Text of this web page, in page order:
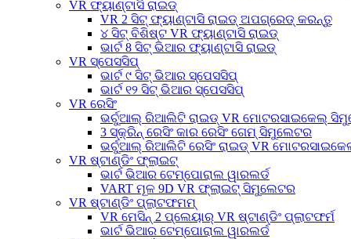
VR ଫ୍ୟାଣ୍ଟାସି ରାଇଡ୍
VR 2 ସିଟ୍ ଫ୍ୟାଣ୍ଟାସି ରାଇଡ୍ ଅପଗ୍ରେଡ୍ କରନ୍ତୁ
୪ ସିଟ୍ ବିଶିଷ୍ଟ VR ଫ୍ୟାଣ୍ଟାସି ରାଇଡ୍
ଭାର୍ଟ 8 ସିଟ୍ ଭିଆର ଫ୍ୟାଣ୍ଟାସି ରାଇଡ୍
VR ସ୍ପେସସିପ୍
ଭାର୍ଟ ୯ ସିଟ୍ ଭିଆର ସ୍ପେସସିପ୍
ଭାର୍ଟ ୧୨ ସିଟ୍ ଭିଆର ସ୍ପେସସିପ୍
VR ରେସିଂ
ଭର୍ଚୁଆଲ୍ ରିଆଲିଟି ରାଇଡ୍ VR ମୋଟରସାଇକେଲ୍
3 ସ୍କ୍ରିନ୍ ରେସିଂ କାର ରେସିଂ ଗେମ୍ ସିମୁଲେଟର
ଭର୍ଚୁଆଲ୍ ରିଆଲିଟି ରେସିଂ ରାଇଡ୍ VR
VR ଷ୍ଟାଣ୍ଡିଂ ଫ୍ଲାଇଟ୍
ଭାର୍ଟ ଭିଆର ଟେମ୍ପୋରାଲ ୱାରଲର୍ଡ
VART ମୂଳ 9D VR ଫ୍ଲାଇଟ୍ ସିମୁଲେଟର
VR ଷ୍ଟାଣ୍ଡିଂ ପ୍ଲାଟଫମମ୍
VR ମେସିନ୍ 2 ପ୍ଲେୟାର୍ VR ଷ୍ଟାଣ୍ଡିଂ ପ୍ଲାଟଫର୍ମ
ଭାର୍ଟ ଭିଆର ଟେମ୍ପୋରାଲ ୱାରଲର୍ଡ